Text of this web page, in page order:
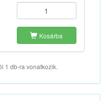
Kosárba
1 db-ra vonatkozik.